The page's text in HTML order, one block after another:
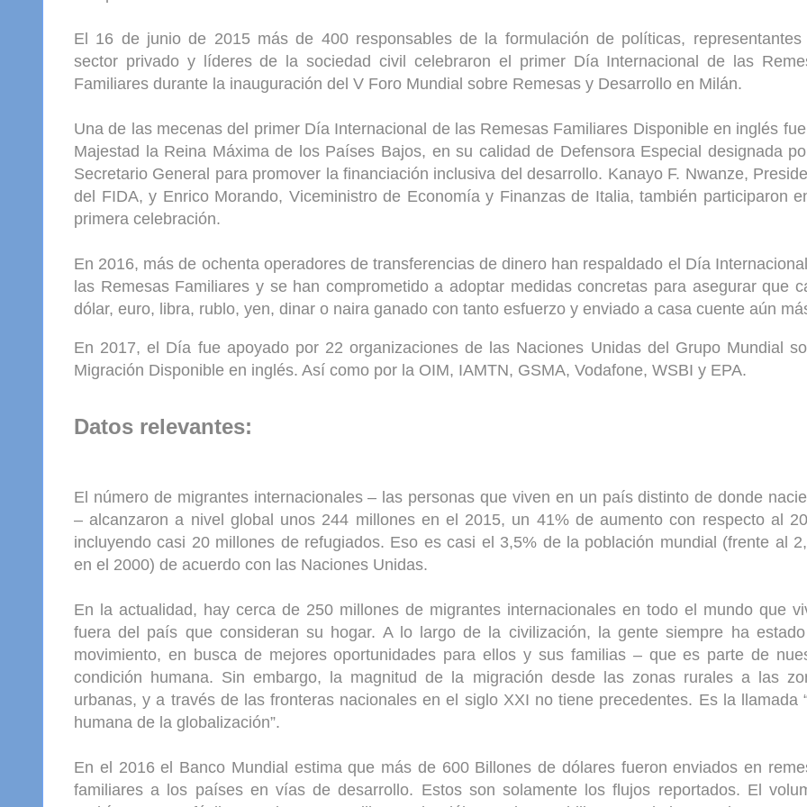
El 16 de junio de 2015 más de 400 responsables de la formulación de políticas, representantes
sector privado y líderes de la sociedad civil celebraron el primer Día Internacional de las
Familiares durante la inauguración del V Foro Mundial sobre Remesas y Desarrollo en Milán.
Una de las mecenas del primer Día Internacional de las Remesas Familiares Disponible en inglés
Majestad la Reina Máxima de los Países Bajos, en su calidad de Defensora Especial designada
Secretario General para promover la financiación inclusiva del desarrollo. Kanayo F. Nwanze,
del FIDA, y Enrico Morando, Viceministro de Economía y Finanzas de Italia, también participaron
primera celebración.
En 2016, más de ochenta operadores de transferencias de dinero han respaldado el Día
las Remesas Familiares y se han comprometido a adoptar medidas concretas para asegurar que
dólar, euro, libra, rublo, yen, dinar o naira ganado con tanto esfuerzo y enviado a casa cuente aún
En 2017, el Día fue apoyado por 22 organizaciones de las Naciones Unidas del Grupo Mundial
Migración Disponible en inglés. Así como por la OIM, IAMTN, GSMA, Vodafone, WSBI y EPA.
Datos relevantes:
El número de migrantes internacionales – las personas que viven en un país distinto de donde
– alcanzaron a nivel global unos 244 millones en el 2015, un 41% de aumento con respecto al
incluyendo casi 20 millones de refugiados. Eso es casi el 3,5% de la población mundial (frente al
en el 2000) de acuerdo con las Naciones Unidas.
En la actualidad, hay cerca de 250 millones de migrantes internacionales en todo el mundo que
fuera del país que consideran su hogar. A lo largo de la civilización, la gente siempre ha
movimiento, en busca de mejores oportunidades para ellos y sus familias – que es parte de
condición humana. Sin embargo, la magnitud de la migración desde las zonas rurales a las
urbanas, y a través de las fronteras nacionales en el siglo XXI no tiene precedentes. Es la llamada
humana de la globalización”.
En el 2016 el Banco Mundial estima que más de 600 Billones de dólares fueron enviados en
familiares a los países en vías de desarrollo. Estos son solamente los flujos reportados. El